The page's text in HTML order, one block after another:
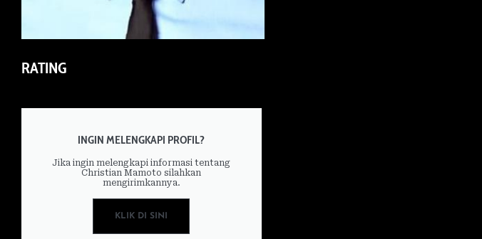
RATING
INGIN MELENGKAPI PROFIL?
Jika ingin melengkapi informasi tentang
Christian Mamoto silahkan
mengirimkannya.
KLIK DI SINI